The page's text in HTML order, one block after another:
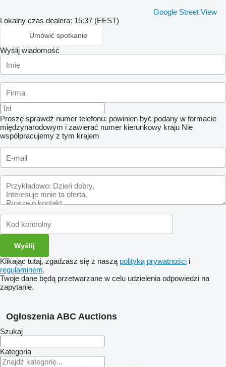
Google Street View
Lokalny czas dealera: 15:37 (EEST)
Umówić spotkanie
Wyślij wiadomość
Proszę sprawdź numer telefonu: powinien być podany w formacie
międzynarodowym i zawierać numer kierunkowy kraju Nie
współpracujemy z tym krajem
Klikając tutaj, zgadzasz się z naszą polityką prywatności i
regulaminem.
Twoje dane będą przetwarzane w celu udzielenia odpowiedzi na
zapytanie.
Ogłoszenia ABC Auctions
Szukaj
Kategoria